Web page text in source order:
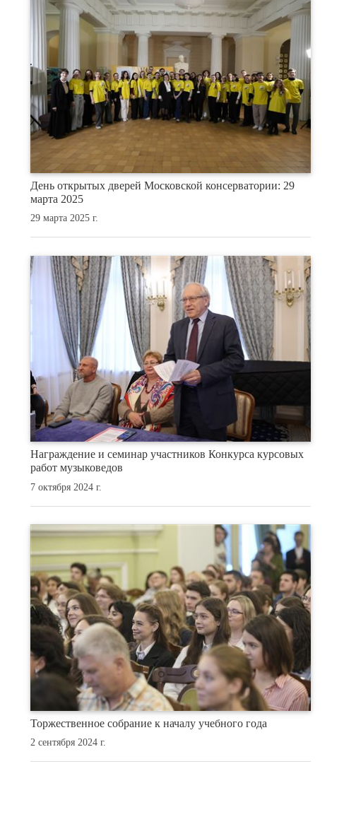
День открытых дверей Московской консерватории: 29
марта 2025
29 марта 2025 г.
Награждение и семинар участников Конкурса курсовых
работ музыковедов
7 октября 2024 г.
Торжественное собрание к началу учебного года
2 сентября 2024 г.